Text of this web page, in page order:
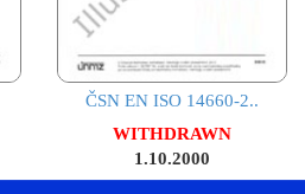
ČSN EN ISO 14660-2..
WITHDRAWN
1.10.2000